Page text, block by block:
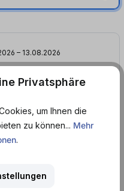
– 13.08.2026
Privatsphäre
um Ihnen die
zu können... Mehr
.